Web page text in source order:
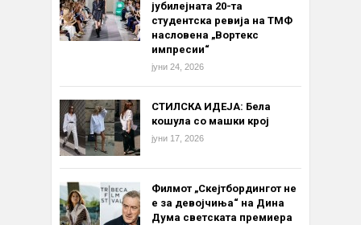
јубилејната 20-та
студентска ревија на ТМФ
насловена „Вортекс
импресии“
јуни 24, 2026
СТИЛСКА ИДЕЈА: Бела
кошула со машки крој
јуни 17, 2026
Филмот „Скејтбордингот не
е за девојчиња“ на Дина
Дума светската премиера